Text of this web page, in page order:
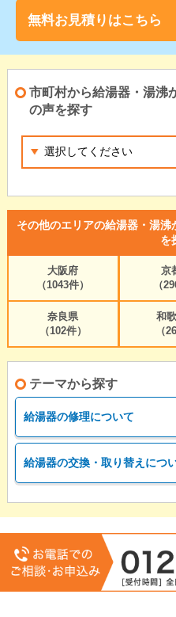
無料お見積りはこちら
市町村から給湯器・湯沸
の声を探す
その他のエリアの給湯器・湯
を
大阪府
（1043件）
京
（
奈良県
（102件）
和
（
テーマから探す
給湯器の修理について
給湯器の交換・取り替えにつ